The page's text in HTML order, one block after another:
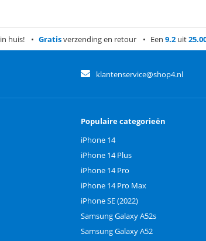
in huis! Gratisverzending en retour Een 9.2 uit
klantenservice@shop4.nl
Populaire categorieën
iPhone 14
iPhone 14 Plus
iPhone 14 Pro
iPhone 14 Pro Max
iPhone SE (2022)
Samsung Galaxy A52s
Samsung Galaxy A52